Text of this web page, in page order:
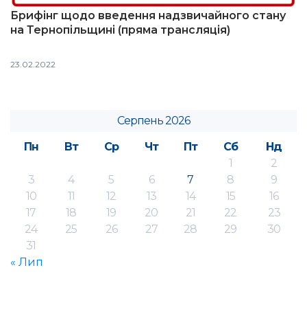
Брифінг щодо введення надзвичайного стану
на Тернопільщині (пряма трансляція)
23.02.2022
Серпень 2026
Пн
Вт Ср Чт Пт Сб
Нд
1
2
3
4 5 6 7 8
9
10
11 12 13 14 15
16
17
18 19 20 21 22
23
24
25 26 27 28 29
30
31
« Лип